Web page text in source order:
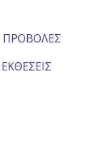
ΠΡΟΒΟΛΕΣ
ΕΚΘΕΣΕΙΣ